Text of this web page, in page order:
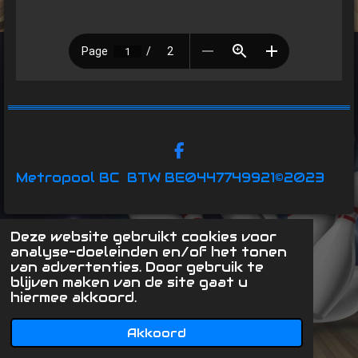
Deze website gebruikt cookies voor
analyse-doeleinden en/of het tonen
van advertenties. Door gebruik te
blijven maken van de site gaat u
hiermee akkoord.
Akkoord
F
a
c
b
o
o
k
Metropool BC BTW BE0447749921©2023